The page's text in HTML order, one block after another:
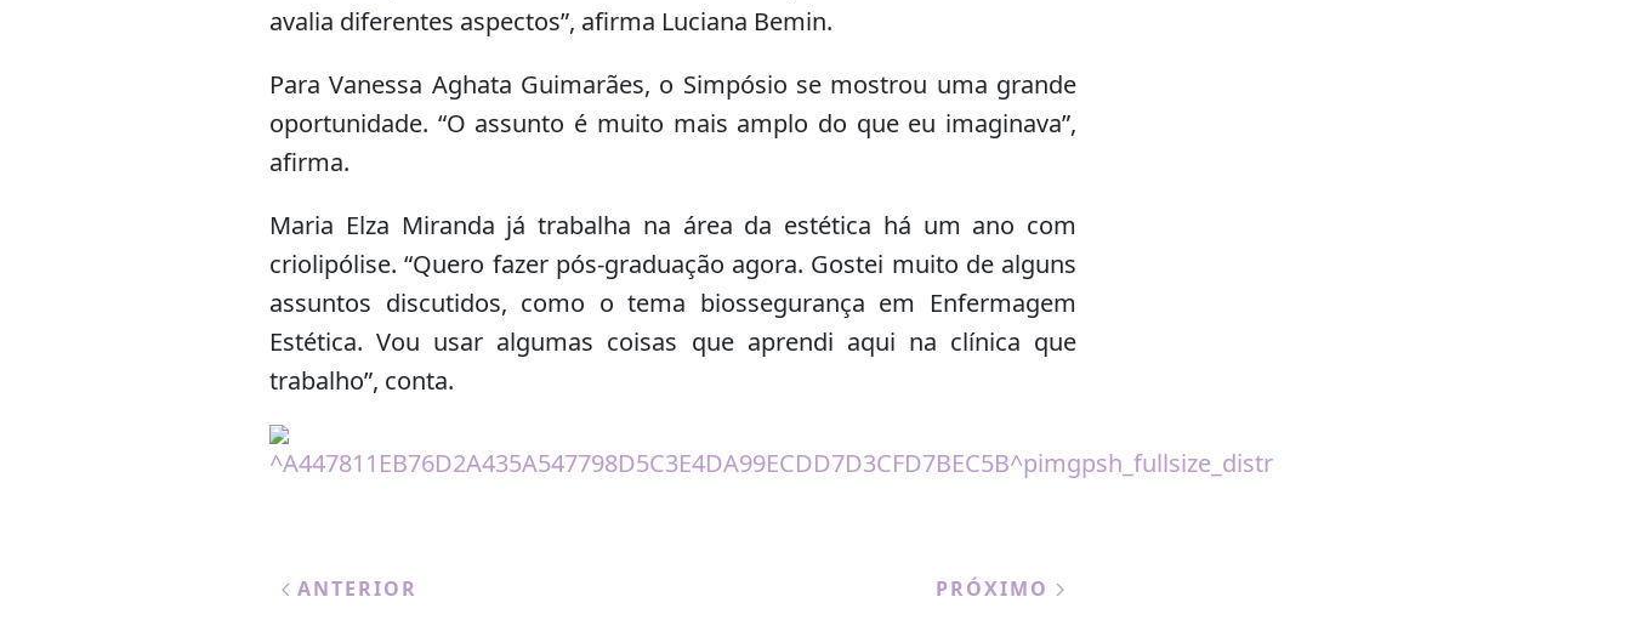
avalia diferentes aspectos”, afirma Luciana Bemin.
Para Vanessa Aghata Guimarães, o Simpósio se mostrou uma grande
oportunidade. “O assunto é muito mais amplo do que eu imaginava”,
afirma.
Maria Elza Miranda já trabalha na área da estética há um ano com
criolipólise. “Quero fazer pós-graduação agora. Gostei muito de alguns
assuntos discutidos, como o tema biossegurança em Enfermagem
Estética. Vou usar algumas coisas que aprendi aqui na clínica que
trabalho”, conta.
ANTERIOR PRÓXIMO